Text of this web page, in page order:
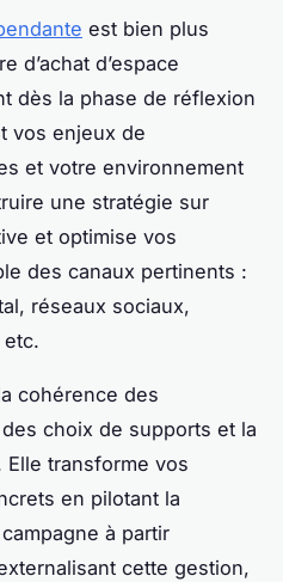
est bien plus
d’achat d’espace
dès la phase de réflexion
vos enjeux de
et votre environnement
une stratégie sur
et optimise vos
des canaux pertinents :
réseaux sociaux,
etc.
cohérence des
choix de supports et la
transforme vos
en pilotant la
à partir
cette gestion,